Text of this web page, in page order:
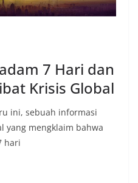
7 Hari dan
Krisis Global
ini, sebuah informasi
yang mengklaim bahwa
hari